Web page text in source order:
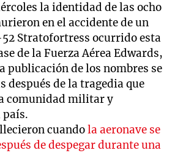
la identidad de las ocho
en el accidente de un
Stratofortress ocurrido esta
de la Fuerza Aérea Edwards,
publicación de los nombres se
después de la tragedia que
comunidad militar y
país.
cuandola aeronave se
de despegar durante una